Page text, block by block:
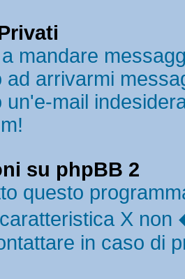
mandare
ad arrivarmi
un'e-mail
su phpBB 2
questo
X non
in caso di